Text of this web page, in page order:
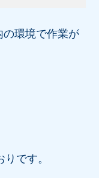
環境で作業が
です。